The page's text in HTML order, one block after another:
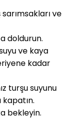
ve
doldurun.
ve kaya
kadar
turşu suyunu
kapatın.
bekleyin.